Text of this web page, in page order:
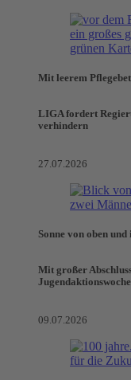
Mit leerem
LIGA fordert
verhindern
27.07.2026
Sonne von oben
Mit großer
09.07.2026